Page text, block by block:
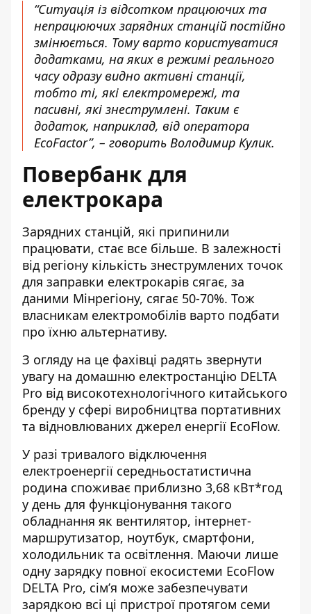
“Ситуація із відсотком працюючих та
непрацюючих зарядних станцій постійно
змінюється. Тому варто користуватися
додатками, на яких в режимі реального
часу одразу видно активні станції,
тобто ті, які єлектромережі, та
пасивні, які знеструмлені. Таким є
додаток, наприклад, від оператора
EcoFactor”, – говорить Володимир Кулик.
Повербанк для
електрокара
Зарядних станцій, які припинили
працювати, стає все більше. В залежності
від регіону кількість знеструмлених точок
для заправки електрокарів сягає, за
даними Мінрегіону, сягає 50-70%. Тож
власникам електромобілів варто подбати
про їхню альтернативу.
З огляду на це фахівці радять звернути
увагу на домашню електростанцію DELTA
Pro від високотехнологічного китайського
бренду у сфері виробництва портативних
та відновлюваних джерел енергії EcoFlow.
У разі тривалого відключення
електроенергії середньостатистична
родина споживає приблизно 3,68 кВт*год
у день для функціонування такого
обладнання як вентилятор, інтернет-
маршрутизатор, ноутбук, смартфони,
холодильник та освітлення. Маючи лише
одну зарядку повної екосистеми EcoFlow
DELTA Pro, сім’я може забезпечувати
зарядкою всі ці пристрої протягом семи